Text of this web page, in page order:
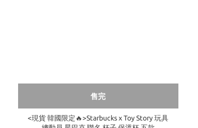
售完
<現貨 韓國限定🔥>Starbucks x Toy Story 玩具